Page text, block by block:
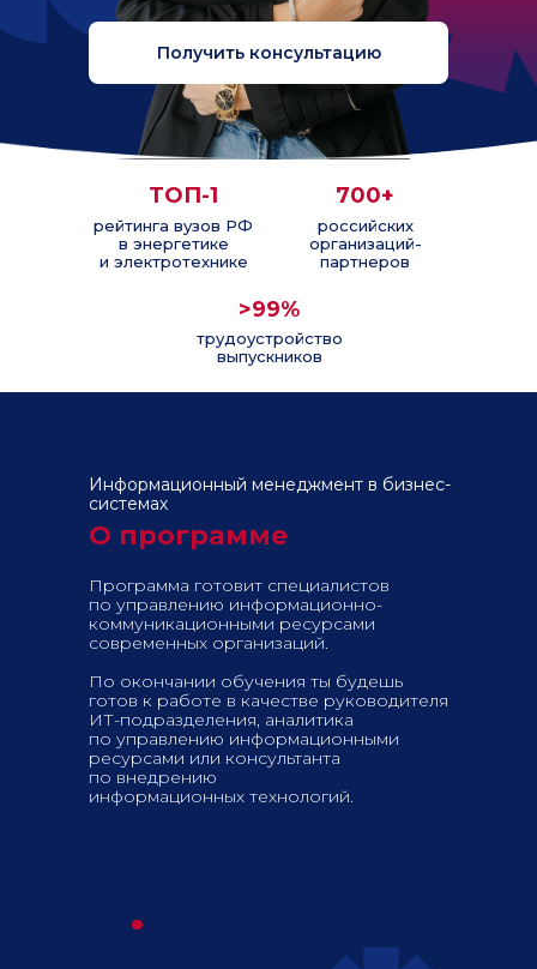
Получить консультацию
ТОП-1
рейтинга вузов РФ
в энергетике
и электротехнике
700+
российских
организаций-
партнеров
>99%
трудоустройство
выпускников
О программе
Информационный менеджмент в бизнес-
системах
Программа готовит специалистов
по управлению информационно-
коммуникационными ресурсами
современных организаций.
По окончании обучения ты будешь
готов к работе в качестве руководителя
ИТ-подразделения, аналитика
по управлению информационными
ресурсами или консультанта
по внедрению
информационных технологий.